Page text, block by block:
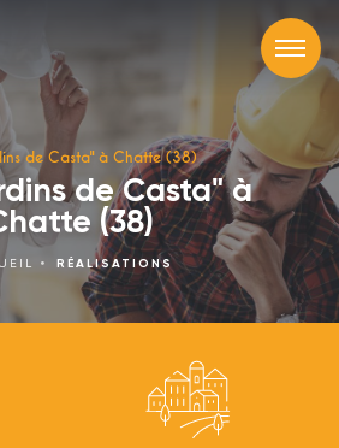
de Casta" à Chatte (38)
de Casta" à
(38)
RÉALISATIONS